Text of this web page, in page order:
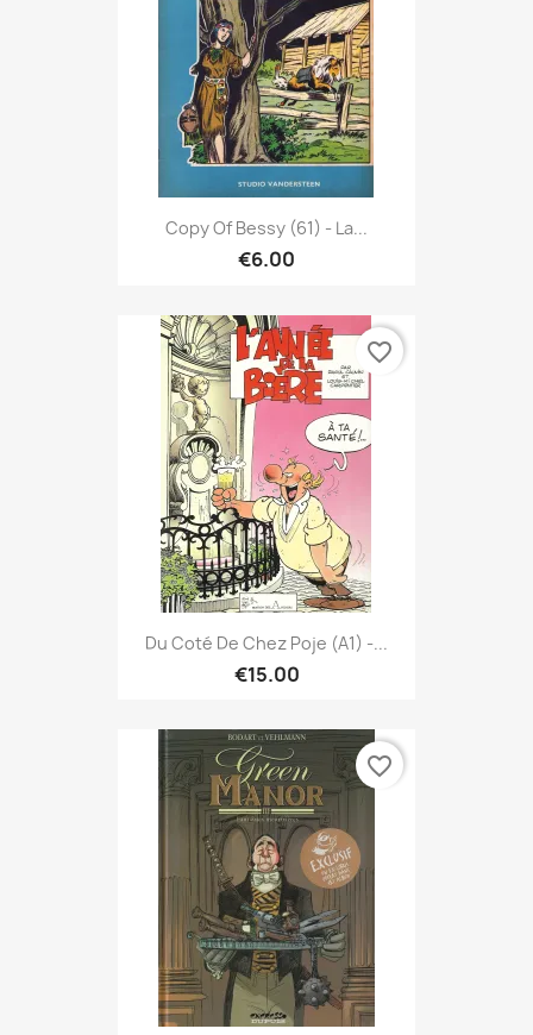
Copy Of Bessy (61) - La...
€6.00
Du Coté De Chez Poje (A1) -...
€15.00
favorite_border
favorite_border